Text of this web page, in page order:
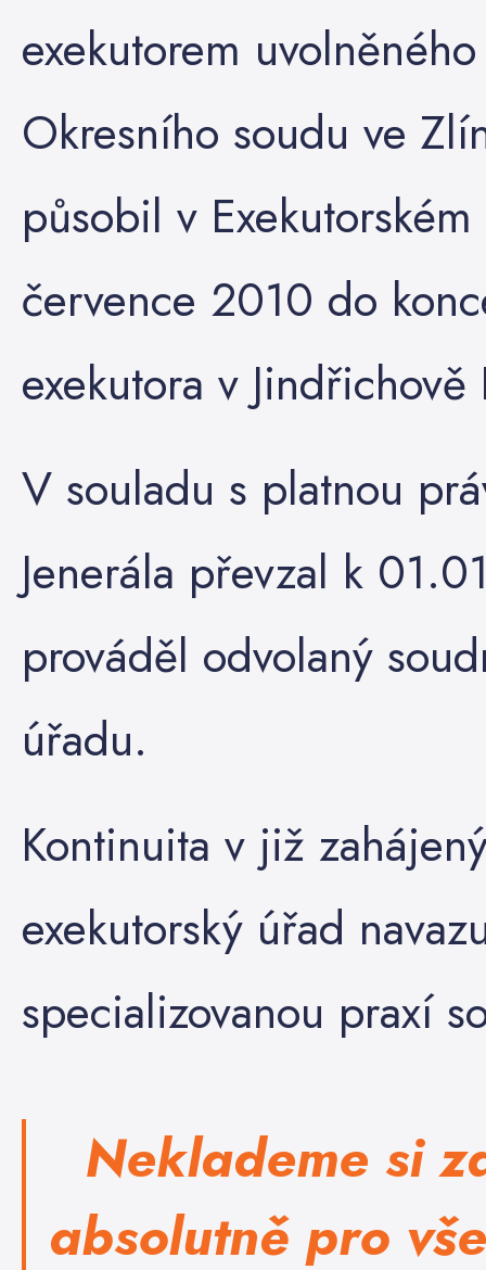
exekutorem
Okresního soudu ve
působil v
července 2010 do
exekutora v
V souladu s platnou
Jenerála převzal k
prováděl odvolaný
úřadu.
Kontinuita v již
exekutorský úřad
specializovanou praxí
Neklademe si
absolutně pro